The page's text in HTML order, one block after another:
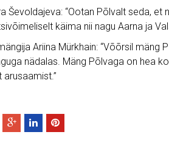
Ševoldajeva: “Ootan Põlvalt seda,
käima nii nagu Aarna ja
Ariina Mürkhain: “Võõrsil
nädalas. Mäng Põlvaga on hea
arusaamist.”